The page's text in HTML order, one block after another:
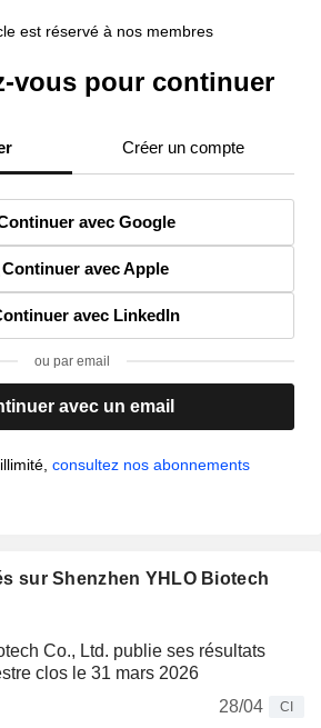
est réservé à nos membres
vous pour continuer
Créer un compte
avec Google
Continuer avec Apple
avec LinkedIn
ou par email
avec un email
consultez nos abonnements
sur Shenzhen YHLO Biotech
Co., Ltd. publie ses résultats
clos le 31 mars 2026
28/04
CI